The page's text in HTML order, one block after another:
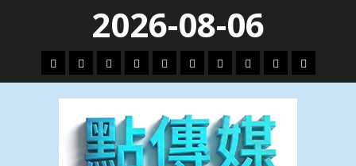
content
2026-08-06
頭
條
財
經
地
方.
會
文
教.
技
專
題
娛
樂
劇
政
治
國
際
運
動
生
活